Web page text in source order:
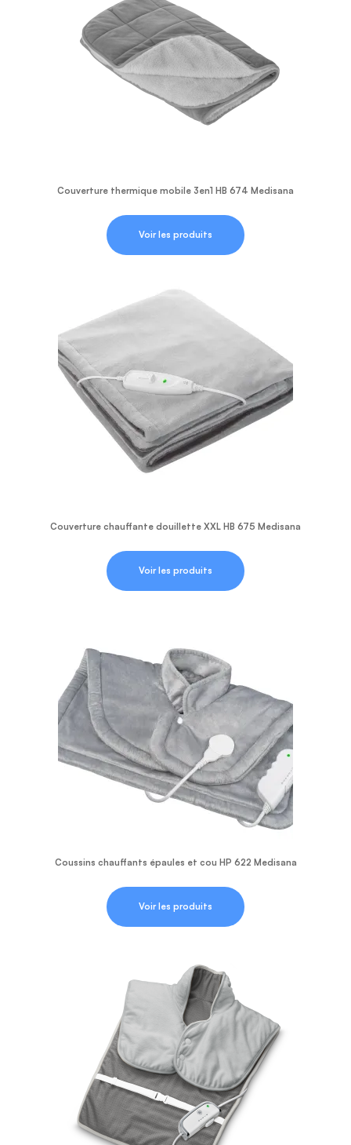
Couverture thermique mobile 3en1 HB 674 Medisana
Voir les produits
Couverture chauffante douillette XXL HB 675 Medisana
Voir les produits
Coussins chauffants épaules et cou HP 622 Medisana
Voir les produits